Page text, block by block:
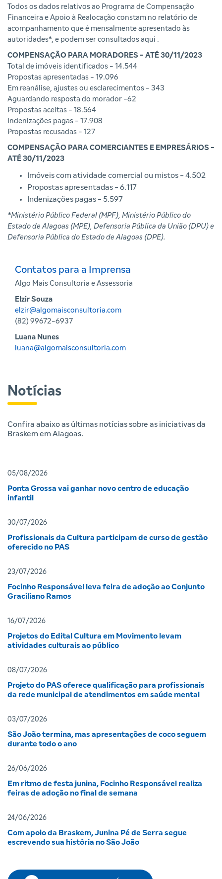
Todos os dados relativos ao Programa de Compensação
Financeira e Apoio à Realocação constam no relatório de
acompanhamento que é mensalmente apresentado às
autoridades*, e podem ser consultados aqui .
COMPENSAÇÃO PARA MORADORES - ATÉ 30/11/2023
Total de imóveis identificados - 14.544
Propostas apresentadas - 19.096
Em reanálise, ajustes ou esclarecimentos - 343
Aguardando resposta do morador -62
Propostas aceitas - 18.564
Indenizações pagas - 17.908
Propostas recusadas - 127
COMPENSAÇÃO PARA COMERCIANTES E EMPRESÁRIOS -
ATÉ 30/11/2023
Imóveis com atividade comercial ou mistos - 4.502
Propostas apresentadas - 6.117
Indenizações pagas - 5.597
*Ministério Público Federal (MPF), Ministério Público do
Estado de Alagoas (MPE), Defensoria Pública da União (DPU) e
Defensoria Pública do Estado de Alagoas (DPE).
Contatos para a Imprensa
Algo Mais Consultoria e Assessoria
Elzir Souza
elzir@algomaisconsultoria.com
(82) 99672-6937
Luana Nunes
luana@algomaisconsultoria.com
Notícias
Confira abaixo as últimas notícias sobre as iniciativas da
Braskem em Alagoas.
05/08/2026
Ponta Grossa vai ganhar novo centro de educação
infantil
30/07/2026
Profissionais da Cultura participam de curso de gestão
oferecido no PAS
23/07/2026
Focinho Responsável leva feira de adoção ao Conjunto
Graciliano Ramos
16/07/2026
Projetos do Edital Cultura em Movimento levam
atividades culturais ao público
08/07/2026
Projeto do PAS oferece qualificação para profissionais
da rede municipal de atendimentos em saúde mental
03/07/2026
São João termina, mas apresentações de coco seguem
durante todo o ano
26/06/2026
Em ritmo de festa junina, Focinho Responsável realiza
feiras de adoção no final de semana
24/06/2026
Com apoio da Braskem, Junina Pé de Serra segue
escrevendo sua história no São João